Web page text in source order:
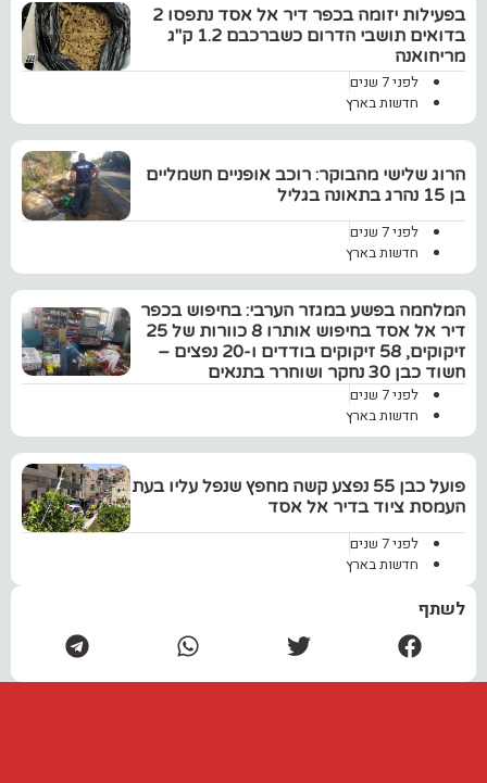
בפעילות יזומה בכפר דיר אל אסד נתפסו 2
בדואים תושבי הדרום כשברכבם 1.2 ק"ג
מריחואנה
לפני 7 שנים
חדשות בארץ
הרוג שלישי מהבוקר: רוכב אופניים חשמליים
בן 15 נהרג בתאונה בגליל
לפני 7 שנים
חדשות בארץ
המלחמה בפשע במגזר הערבי: בחיפוש בכפר
דיר אל אסד בחיפוש אותרו 8 כוורות של 25
זיקוקים, 58 זיקוקים בודדים ו-20 נפצים –
חשוד כבן 30 נחקר ושוחרר בתנאים
לפני 7 שנים
חדשות בארץ
פועל כבן 55 נפצע קשה מחפץ שנפל עליו בעת
העמסת ציוד בדיר אל אסד
לפני 7 שנים
חדשות בארץ
לשתף